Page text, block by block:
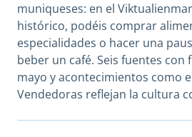
muniqueses: en el
histórico, podéis comprar
especialidades o hacer una
beber un café. Seis fuentes con
mayo y acontecimientos como
Vendedoras reflejan la cultura